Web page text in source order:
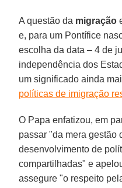
A questão da migração
e, para um Pontífice
escolha da data – 4 de
independência dos
um significado ainda
políticas de imigração
O Papa enfatizou, em
passar "da mera gestão
desenvolvimento de
compartilhadas" e
assegure "o respeito